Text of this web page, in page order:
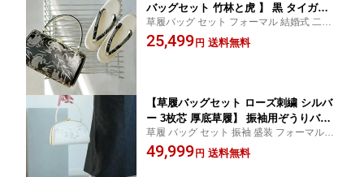
バッグセット 竹林と虎 】 黒 タイガー
高級生地 草履 和装バッグ 痛くない ヒ
ール フリーサイズ（約23.0-24.5cm）
草履バッグ セット フォーマル 結婚式 二次
会 結納 パーティー
25,499 円 送料無料
【草履バッグセット ローズ刺繍 シルバ
ー 3枚芯 厚底草履】 振袖用ぞうりバッ
グセット 成人式 卒業式 はかま 袴 着物
和装 記念撮影 レトロ モダン 厚底でス
草履 バッグ セット 振袖 盛装 フォーマル 前
撮り 結婚式
49,999 円 送料無料